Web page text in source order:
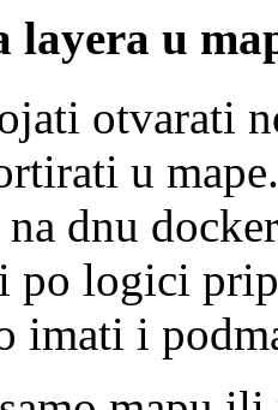
layera u
otvarati
u
dnu
po logici
imati i